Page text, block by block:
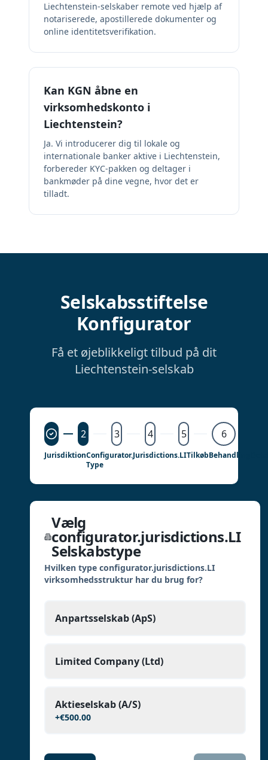
Liechtenstein-selskaber remote ved hjælp af
notariserede, apostillerede dokumenter og
online identitetsverifikation.
Kan KGN åbne en
virksomhedskonto i
Liechtenstein?
Ja. Vi introducerer dig til lokale og
internationale banker aktive i Liechtenstein,
forbereder KYC-pakken og deltager i
bankmøder på dine vegne, hvor det er
tilladt.
Selskabsstiftelse
Konfigurator
Få et øjeblikkeligt tilbud på dit
Liechtenstein-selskab
2 3 4 5 6
JurisdiktionConfigurator.jurisdictions.LI
Type
TilkøbBehandling
Vælg
configurator.jurisdictions.LI
Selskabstype
Hvilken type configurator.jurisdictions.LI
virksomhedsstruktur har du brug for?
Anpartsselskab (ApS)
Limited Company (Ltd)
Aktieselskab (A/S)
+€500.00